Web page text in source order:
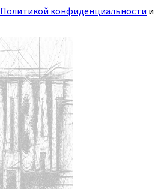
Политикой конфиденциальности и